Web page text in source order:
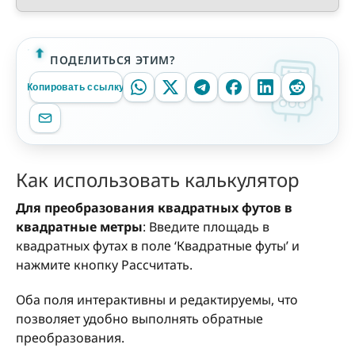
ПОДЕЛИТЬСЯ ЭТИМ?
Копировать ссылку
Как использовать калькулятор
Для преобразования квадратных футов в
квадратные метры: Введите площадь в
квадратных футах в поле ‘Квадратные футы’ и
нажмите кнопку Рассчитать.
Оба поля интерактивны и редактируемы, что
позволяет удобно выполнять обратные
преобразования.